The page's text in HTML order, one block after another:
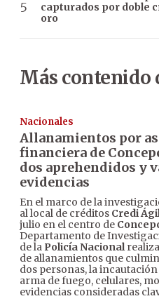
capturados por doble
oro
Más contenido
Nacionales
Allanamientos por
financiera de
dos aprehendidos y
evidencias
En el marco de la
al local de créditos Credi
julio en el centro de
Departamento de
de la Policía Nacional
de allanamientos que
dos personas, la
arma de fuego, celulares,
evidencias consideradas